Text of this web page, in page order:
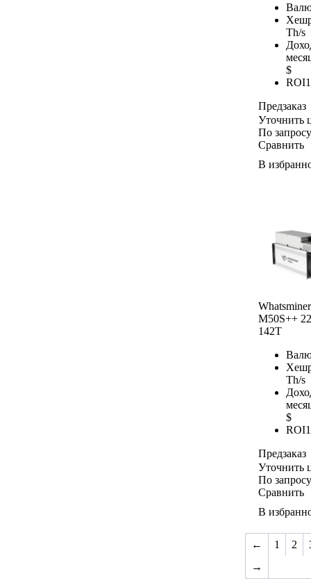
Th/s
$
ROI
Предзаказ
Уточнить
По запросу
Сравнить
В
Whatsminer
M50S++
142T
Th/s
$
ROI
Предзаказ
Уточнить
По запросу
Сравнить
В
← 1 2
→